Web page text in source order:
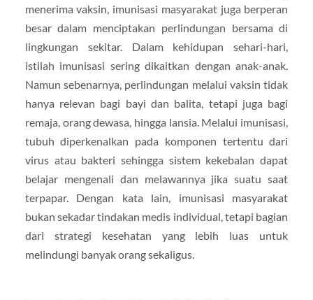
menerima vaksin, imunisasi masyarakat juga berperan
besar dalam menciptakan perlindungan bersama di
lingkungan sekitar. Dalam kehidupan sehari-hari,
istilah imunisasi sering dikaitkan dengan anak-anak.
Namun sebenarnya, perlindungan melalui vaksin tidak
hanya relevan bagi bayi dan balita, tetapi juga bagi
remaja, orang dewasa, hingga lansia. Melalui imunisasi,
tubuh diperkenalkan pada komponen tertentu dari
virus atau bakteri sehingga sistem kekebalan dapat
belajar mengenali dan melawannya jika suatu saat
terpapar. Dengan kata lain, imunisasi masyarakat
bukan sekadar tindakan medis individual, tetapi bagian
dari strategi kesehatan yang lebih luas untuk
melindungi banyak orang sekaligus.